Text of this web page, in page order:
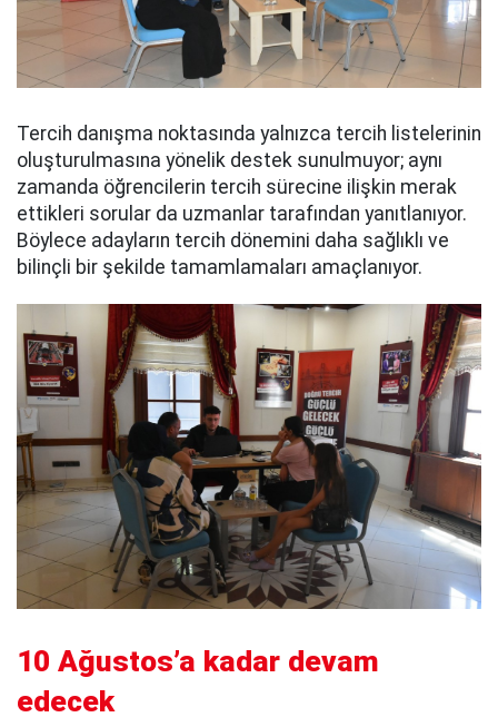
Tercih danışma noktasında yalnızca tercih listelerinin
oluşturulmasına yönelik destek sunulmuyor; aynı
zamanda öğrencilerin tercih sürecine ilişkin merak
ettikleri sorular da uzmanlar tarafından yanıtlanıyor.
Böylece adayların tercih dönemini daha sağlıklı ve
bilinçli bir şekilde tamamlamaları amaçlanıyor.
10 Ağustos’a kadar devam
edecek